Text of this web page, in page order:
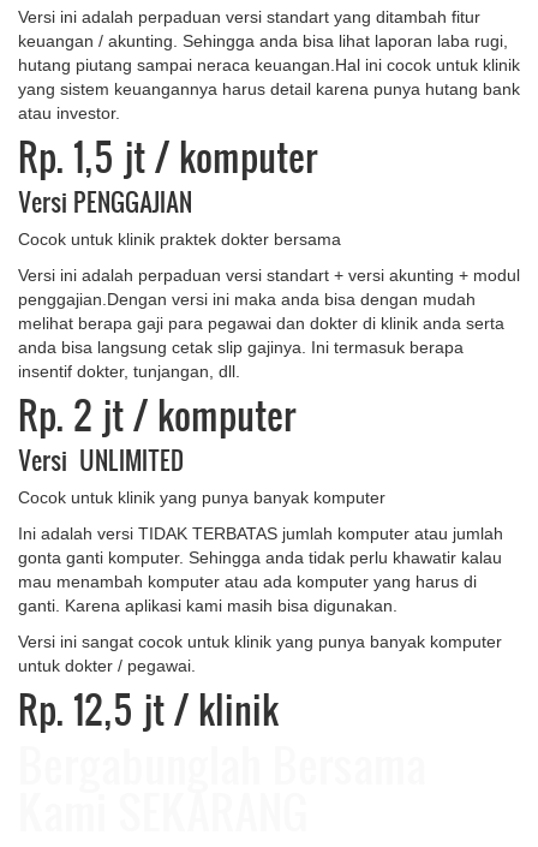
Versi ini adalah perpaduan versi standart yang ditambah fitur
keuangan / akunting. Sehingga anda bisa lihat laporan laba rugi,
hutang piutang sampai neraca keuangan.Hal ini cocok untuk klinik
yang sistem keuangannya harus detail karena punya hutang bank
atau investor.
Rp. 1,5 jt/ komputer
Versi PENGGAJIAN
Cocok untuk klinik praktek dokter bersama
Versi ini adalah perpaduan versi standart + versi akunting + modul
penggajian.Dengan versi ini maka anda bisa dengan mudah
melihat berapa gaji para pegawai dan dokter di klinik anda serta
anda bisa langsung cetak slip gajinya. Ini termasuk berapa
insentif dokter, tunjangan, dll.
Rp. 2 jt/ komputer
Versi UNLIMITED
Cocok untuk klinik yang punya banyak komputer
Ini adalah versi TIDAK TERBATAS jumlah komputer atau jumlah
gonta ganti komputer. Sehingga anda tidak perlu khawatir kalau
mau menambah komputer atau ada komputer yang harus di
ganti. Karena aplikasi kami masih bisa digunakan.
Versi ini sangat cocok untuk klinik yang punya banyak komputer
untuk dokter / pegawai.
Rp. 12,5 jt/ klinik